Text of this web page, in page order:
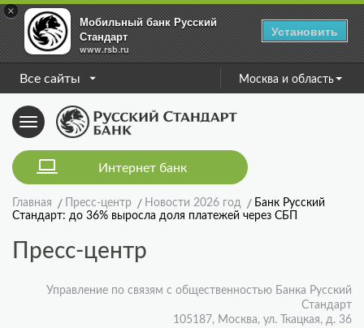
×
Мобильный банк Русский
Стандарт
www.rsb.ru
Установить
Все сайты Москва и область
Toggle
navigation
Интернет банк
Главная Пресс-центр Новости 2026 год
Банк Русский
Стандарт: до 36% выросла доля платежей через СБП
Пресс-центр
Управление по связям с общественностью Банка Русский
Стандарт
105187, Москва, ул. Ткацкая, д. 36